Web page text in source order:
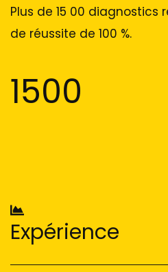
Plus de 15 00 diagnostics
de réussite de 100 %.
1500
Expérience